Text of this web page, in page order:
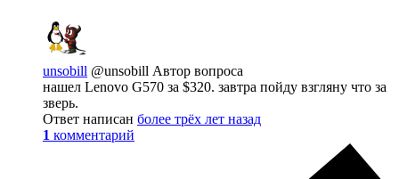
unsobill @unsobill Автор вопроса
нашел Lenovo G570 за $320. завтра пойду взгляну что за
зверь.
Ответ написан более трёх лет назад
1 комментарий